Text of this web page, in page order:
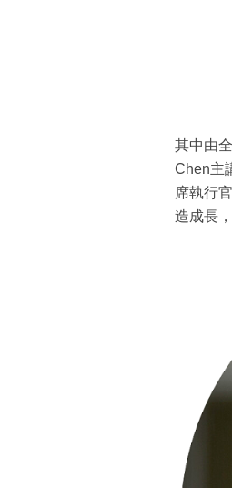
其中由
Chen主
席執行
造成長